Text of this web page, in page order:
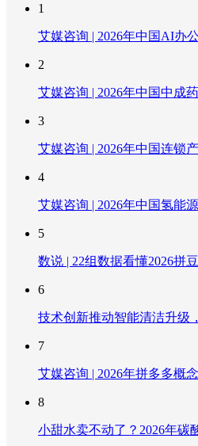
1
艾媒咨询 | 2026年中国AI办
2
艾媒咨询 | 2026年中国中成
3
艾媒咨询 | 2026年中国连锁
4
艾媒咨询 | 2026年中国氢能
5
数说 | 22组数据看懂2026拼
6
技术创新推动智能清洁升级
7
艾媒咨询 | 2026年拼多多概
8
小甜水卖不动了？2026年碳